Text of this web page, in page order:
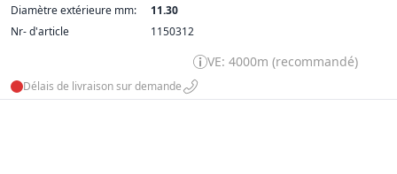
Diamètre extérieure mm:
11.30
Nr- d'article
1150312
VE: 4000m (recommandé)
Délais de livraison sur demande